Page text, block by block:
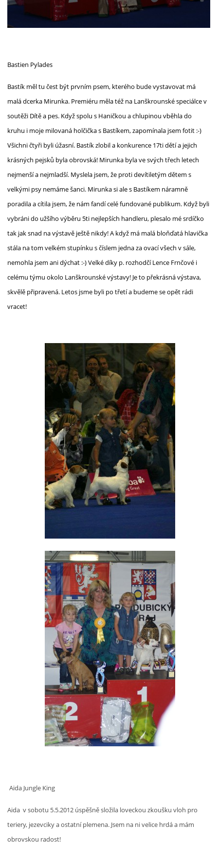
Bastien Pylades
Bastík měl tu čest být prvním psem, kterého bude vystavovat má
malá dcerka Mirunka. Premiéru měla též na Lanškrounské speciálce v
soutěži Dítě a pes. Když spolu s Haničkou a chlupinou vběhla do
kruhu i moje milovaná holčička s Bastíkem, zapomínala jsem fotit :-)
Všichni čtyři byli úžasní. Bastík zlobil a konkurence 17ti dětí a jejich
krásných pejsků byla obrovská! Mirunka byla ve svých třech letech
nejmenší a nejmladší. Myslela jsem, že proti devítiletým dětem s
velkými psy nemáme šanci. Mirunka si ale s Bastíkem náramně
poradila a cítila jsem, že nám fandí celé fundované publikum. Když byli
vybráni do užšího výběru 5ti nejlepších handleru, plesalo mé srdíčko
tak jak snad na výstavě ještě nikdy! A když má malá bloňďatá hlavička
stála na tom velkém stupínku s číslem jedna za ovací všech v sále,
nemohla jsem ani dýchat :-) Velké díky p. rozhodčí Lence Frnčové i
celému týmu okolo Lanškrounské výstavy! Je to překrásná výstava,
skvělě připravená. Letos jsme byli po třetí a budeme se opět rádi
vracet!
Aida Jungle King
Aida v sobotu 5.5.2012 úspěšně složila loveckou zkoušku vloh pro
teriery, jezevciky a ostatní plemena. Jsem na ni velice hrdá a mám
obrovskou radost!